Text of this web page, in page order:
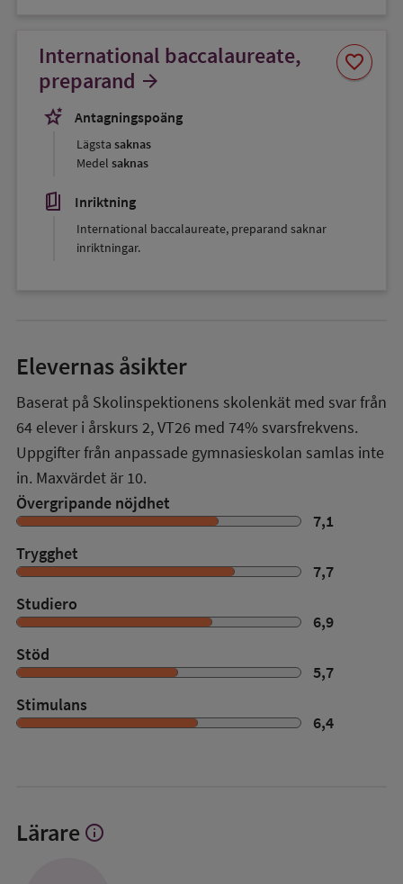
International baccalaureate,
preparand arrow_forward
stars_2
Antagningspoäng
Lägsta saknas
Medel saknas
book_5 Inriktning
International baccalaureate, preparand saknar
inriktningar.
favorite
Spara
som
Elevernas åsikter
Baserat på Skolinspektionens skolenkät med svar från
64 elever i årskurs 2,VT26 med 74% svarsfrekvens.
Uppgifter från anpassade gymnasieskolan samlas inte
in. Maxvärdet är 10.
Övergripande nöjdhet
7,1
Trygghet
7,7
Studiero
6,9
Stöd
5,7
Stimulans
6,4
Lärare Visa
info